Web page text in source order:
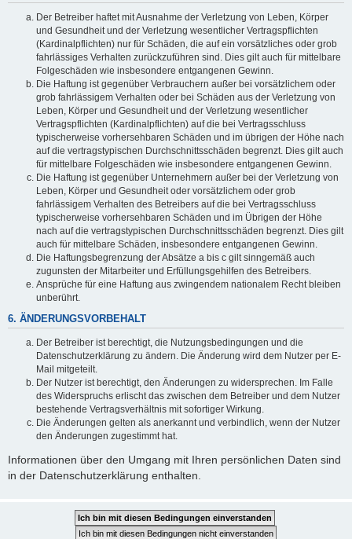
Der Betreiber haftet mit Ausnahme der Verletzung von Leben, Körper
und Gesundheit und der Verletzung wesentlicher Vertragspflichten
(Kardinalpflichten) nur für Schäden, die auf ein vorsätzliches oder grob
fahrlässiges Verhalten zurückzuführen sind. Dies gilt auch für mittelbare
Folgeschäden wie insbesondere entgangenen Gewinn.
Die Haftung ist gegenüber Verbrauchern außer bei vorsätzlichem oder
grob fahrlässigem Verhalten oder bei Schäden aus der Verletzung von
Leben, Körper und Gesundheit und der Verletzung wesentlicher
Vertragspflichten (Kardinalpflichten) auf die bei Vertragsschluss
typischerweise vorhersehbaren Schäden und im übrigen der Höhe nach
auf die vertragstypischen Durchschnittsschäden begrenzt. Dies gilt auch
für mittelbare Folgeschäden wie insbesondere entgangenen Gewinn.
Die Haftung ist gegenüber Unternehmern außer bei der Verletzung von
Leben, Körper und Gesundheit oder vorsätzlichem oder grob
fahrlässigem Verhalten des Betreibers auf die bei Vertragsschluss
typischerweise vorhersehbaren Schäden und im Übrigen der Höhe
nach auf die vertragstypischen Durchschnittsschäden begrenzt. Dies gilt
auch für mittelbare Schäden, insbesondere entgangenen Gewinn.
Die Haftungsbegrenzung der Absätze a bis c gilt sinngemäß auch
zugunsten der Mitarbeiter und Erfüllungsgehilfen des Betreibers.
Ansprüche für eine Haftung aus zwingendem nationalem Recht bleiben
unberührt.
6. ÄNDERUNGSVORBEHALT
Der Betreiber ist berechtigt, die Nutzungsbedingungen und die
Datenschutzerklärung zu ändern. Die Änderung wird dem Nutzer per E-
Mail mitgeteilt.
Der Nutzer ist berechtigt, den Änderungen zu widersprechen. Im Falle
des Widerspruchs erlischt das zwischen dem Betreiber und dem Nutzer
bestehende Vertragsverhältnis mit sofortiger Wirkung.
Die Änderungen gelten als anerkannt und verbindlich, wenn der Nutzer
den Änderungen zugestimmt hat.
Informationen über den Umgang mit Ihren persönlichen Daten sind
in der Datenschutzerklärung enthalten.